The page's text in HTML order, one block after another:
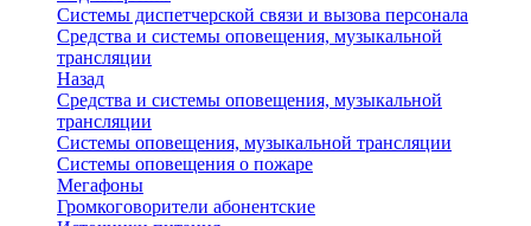
Системы диспетчерской связи и вызова персонала
Средства и системы оповещения, музыкальной
трансляции
Назад
Средства и системы оповещения, музыкальной
трансляции
Системы оповещения, музыкальной трансляции
Системы оповещения о пожаре
Мегафоны
Громкоговорители абонентские